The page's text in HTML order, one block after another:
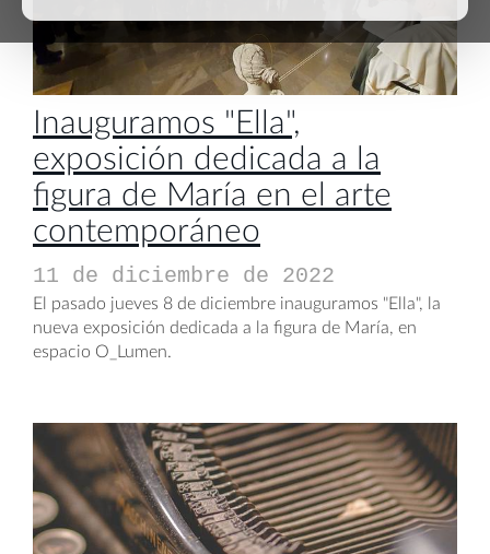
Inauguramos "Ella",
exposición dedicada a la
figura de María en el arte
contemporáneo
11 de diciembre de 2022
El pasado jueves 8 de diciembre inauguramos "Ella", la
nueva exposición dedicada a la figura de María, en
espacio O_Lumen.